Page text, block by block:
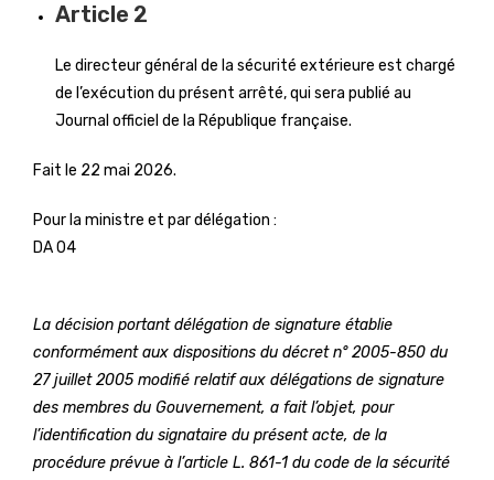
Article 2
Le directeur général de la sécurité extérieure est chargé
de l’exécution du présent arrêté, qui sera publié au
Journal officiel de la République française.
Fait le 22 mai 2026.
Pour la ministre et par délégation :
DA 04
La décision portant délégation de signature établie
conformément aux dispositions du décret n° 2005-850 du
27 juillet 2005 modifié relatif aux délégations de signature
des membres du Gouvernement, a fait l’objet, pour
l’identification du signataire du présent acte, de la
procédure prévue à l’article L. 861-1 du code de la sécurité